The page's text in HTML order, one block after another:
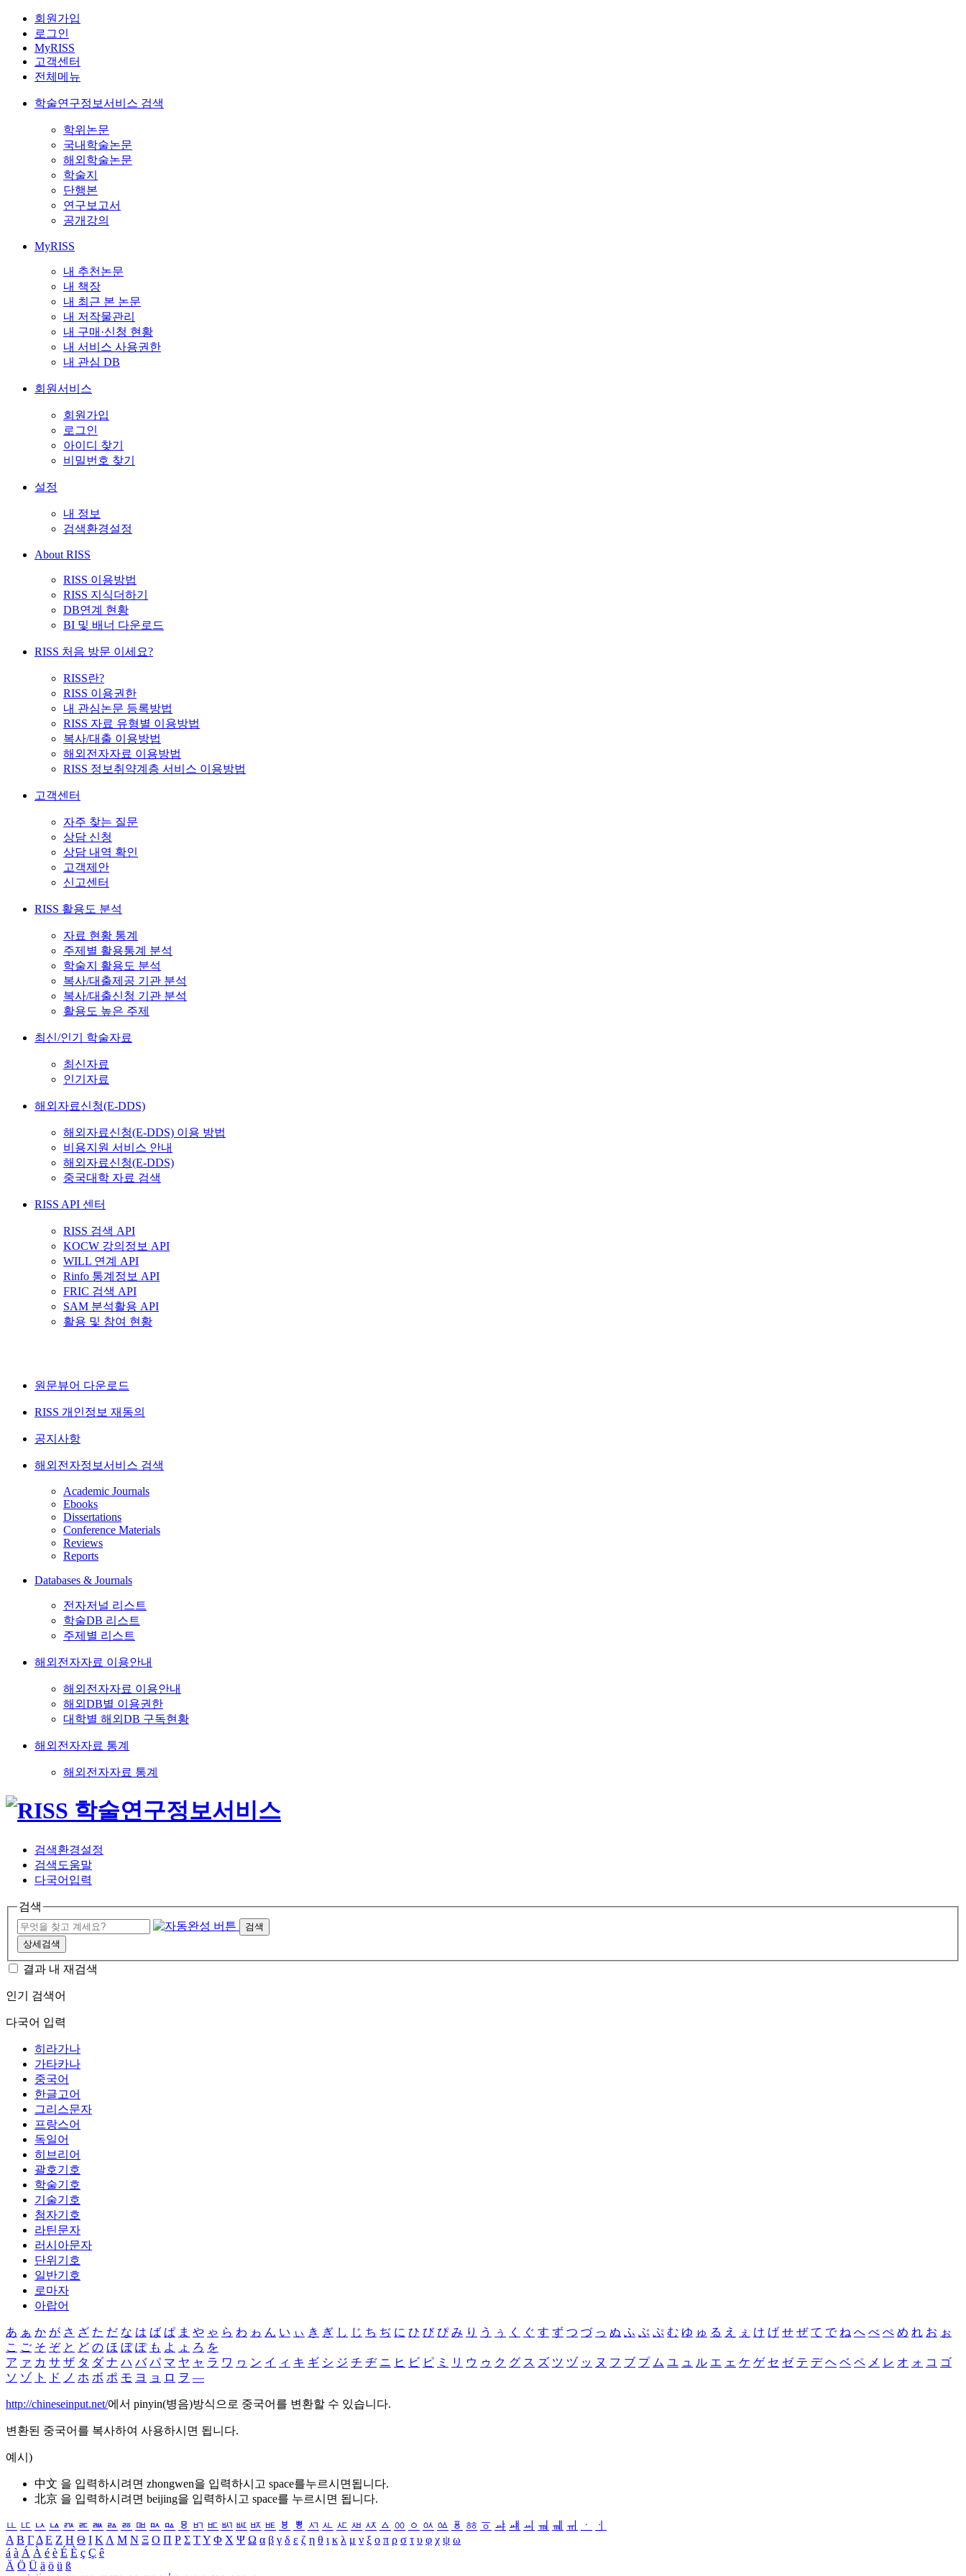
회원가입
로그인
MyRISS
고객센터
전체메뉴
학술연구정보서비스 검색
학위논문
국내학술논문
해외학술논문
학술지
단행본
연구보고서
공개강의
MyRISS
내 추천논문
내 책장
내 최근 본 논문
내 저작물관리
내 구매·신청 현황
내 서비스 사용권한
내 관심 DB
회원서비스
회원가입
로그인
아이디 찾기
비밀번호 찾기
설정
내 정보
검색환경설정
About RISS
RISS 이용방법
RISS 지식더하기
DB연계 현황
BI 및 배너 다운로드
RISS 처음 방문 이세요?
RISS란?
RISS 이용권한
내 관심논문 등록방법
RISS 자료 유형별 이용방법
복사/대출 이용방법
해외전자자료 이용방법
RISS 정보취약계층 서비스 이용방법
고객센터
자주 찾는 질문
상담 신청
상담 내역 확인
고객제안
신고센터
RISS 활용도 분석
자료 현황 통계
주제별 활용통계 분석
학술지 활용도 분석
복사/대출제공 기관 분석
복사/대출신청 기관 분석
활용도 높은 주제
최신/인기 학술자료
최신자료
인기자료
해외자료신청(E-DDS)
해외자료신청(E-DDS) 이용 방법
비용지원 서비스 안내
해외자료신청(E-DDS)
중국대학 자료 검색
RISS API 센터
RISS 검색 API
KOCW 강의정보 API
WILL 연계 API
Rinfo 통계정보 API
FRIC 검색 API
SAM 분석활용 API
활용 및 참여 현황
원문뷰어 다운로드
RISS 개인정보 재동의
공지사항
해외전자정보서비스 검색
Academic Journals
Ebooks
Dissertations
Conference Materials
Reviews
Reports
Databases & Journals
전자저널 리스트
학술DB 리스트
주제별 리스트
해외전자자료 이용안내
해외전자자료 이용안내
해외DB별 이용권한
대학별 해외DB 구독현황
해외전자자료 통계
해외전자자료 통계
검색환경설정
검색도움말
다국어입력
검색
검색
상세검색
결과 내 재검색
인기 검색어
다국어 입력
히라가나
가타카나
중국어
한글고어
그리스문자
프랑스어
독일어
히브리어
괄호기호
학술기호
기술기호
첨자기호
라틴문자
러시아문자
단위기호
일반기호
로마자
아랍어
あ ぁ か が さ ざ た だ な は ば ぱ ま や ゃ ら わ ゎ ん い ぃ き ぎ し じ ち ぢ に ひ び ぴ み り う ぅ く ぐ す ず つ づ っ ぬ ふ ぶ ぷ む ゆ ゅ る え ぇ け げ せ ぜ て で ね へ べ ぺ め れ お ぉ
こ ご そ ぞ と ど の ほ ぼ ぽ も よ ょ ろ を
ア ァ カ サ ザ タ ダ ナ ハ バ パ マ ヤ ャ ラ ワ ヮ ン イ ィ キ ギ シ ジ チ ヂ ニ ヒ ビ ピ ミ リ ウ ゥ ク グ ス ズ ツ ヅ ッ ヌ フ ブ プ ム ユ ュ ル エ ェ ケ ゲ セ ゼ テ デ ヘ ベ ペ メ レ オ ォ コ ゴ
ソ ゾ ト ド ノ ホ ボ ポ モ ヨ ョ ロ ヲ ―
http://chineseinput.net/에서 pinyin(병음)방식으로 중국어를 변환할 수 있습니다.
변환된 중국어를 복사하여 사용하시면 됩니다.
예시)
中文 을 입력하시려면 zhongwen을 입력하시고 space를누르시면됩니다.
北京 을 입력하시려면 beijing을 입력하시고 space를 누르시면 됩니다.
ㅥ ㅦ ㅧ ㅨ ㅩ ㅪ ㅫ ㅬ ㅭ ㅮ ㅯ ㅰ ㅱ ㅲ ㅳ ㅴ ㅵ ㅶ ㅷ ㅸ ㅹ ㅺ ㅻ ㅼ ㅽ ㅾ ㅿ ㆀ ㆁ ㆂ ㆃ ㆄ ㆅ ㆆ ㆇ ㆈ ㆉ ㆊ ㆋ ㆌ ㆍ
ㆎ
Α Β ΓΔ Ε Ζ Η Θ Ι ΚΛ Μ Ν Ξ Ο Π Ρ Σ ΤΥ Φ Χ Ψ Ω α β γ δ ε ζ η θ ι κ λ μ ν ξ ο π ρ σ τ υ φ χ ψ ω
á à Á À é è É È ç Ç ê
Ä Ö Ü ä ö ü ß